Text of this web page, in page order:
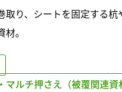
取り、シートを固定する杭
。
マルチ押さえ（被覆関連資